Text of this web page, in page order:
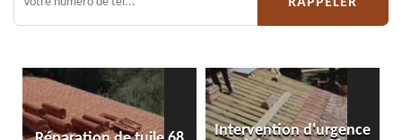
Intervention d'urgence